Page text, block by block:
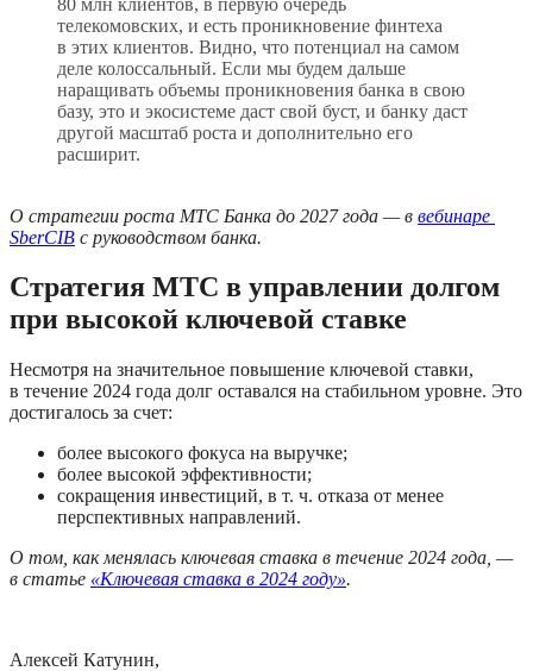
телекомовских, и есть проникновение финтеха
в этих клиентов. Видно, что потенциал на самом
деле колоссальный. Если мы будем дальше
наращивать объемы проникновения банка в свою
базу, это и экосистеме даст свой буст, и банку даст
другой масштаб роста и дополнительно его
расширит.
О стратегии роста МТС Банка до 2027 года — в вебинаре
SberCIB с руководством банка.
Стратегия МТС в управлении долгом
при высокой ключевой ставке
Несмотря на значительное повышение ключевой ставки,
в течение 2024 года долг оставался на стабильном уровне. Это
достигалось за счет:
более высокого фокуса на выручке;
более высокой эффективности;
сокращения инвестиций, в т. ч. отказа от менее
перспективных направлений.
О том, как менялась ключевая ставка в течение 2024 года, —
в статье «Ключевая ставка в 2024 году».
Алексей Катунин,